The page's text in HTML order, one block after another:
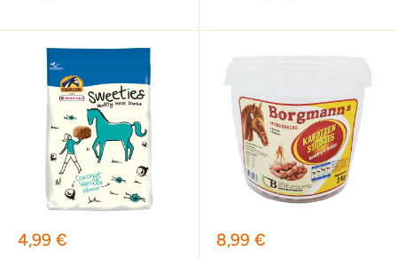
Sonderpreis
4,99 € Sonderpreis
8,99 €